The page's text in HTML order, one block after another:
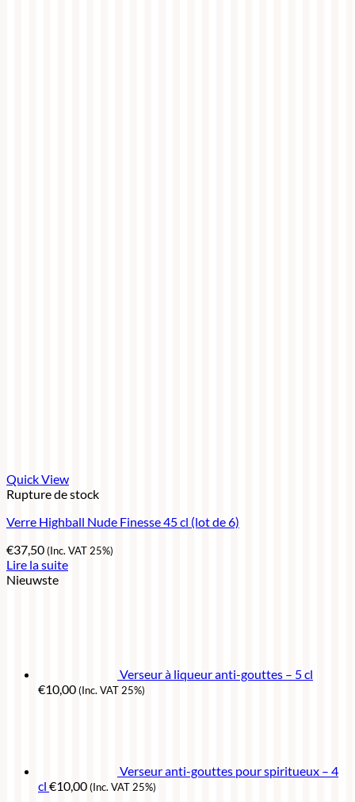
Quick View
Rupture de stock
Verre Highball Nude Finesse 45 cl (lot de 6)
€37,50(Inc. VAT 25%)
Lire la suite
Nieuwste
Verseur à liqueur anti-gouttes – 5 cl
€10,00(Inc. VAT 25%)
Verseur anti-gouttes pour spiritueux – 4
cl €10,00(Inc. VAT 25%)